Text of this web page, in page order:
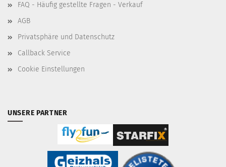
FAQ - Häufig gestellte Fragen - Verkauf
AGB
Privatsphäre und Datenschutz
Callback Service
Cookie Einstellungen
UNSERE PARTNER